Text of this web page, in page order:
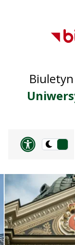
Przełącz
ciemną